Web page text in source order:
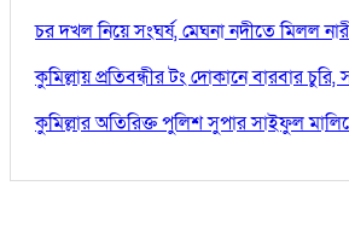
চর দখল নিয়ে সংঘর্ষ, মেঘনা নদীতে মিলল
কুমিল্লায় প্রতিবন্ধীর টং দোকানে বারবার চুরি,
কুমিল্লার অতিরিক্ত পুলিশ সুপার সাইফুল